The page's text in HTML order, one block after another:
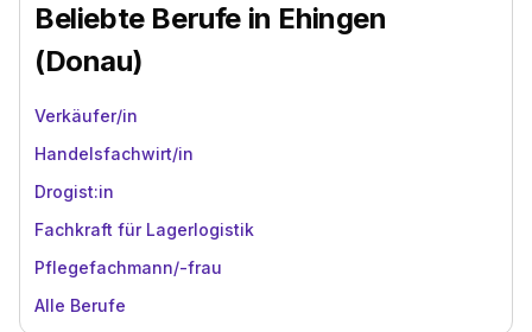
Beliebte Berufe in Ehingen
(Donau)
Verkäufer/in
Handelsfachwirt/in
Drogist:in
Fachkraft für Lagerlogistik
Pflegefachmann/-frau
Alle Berufe